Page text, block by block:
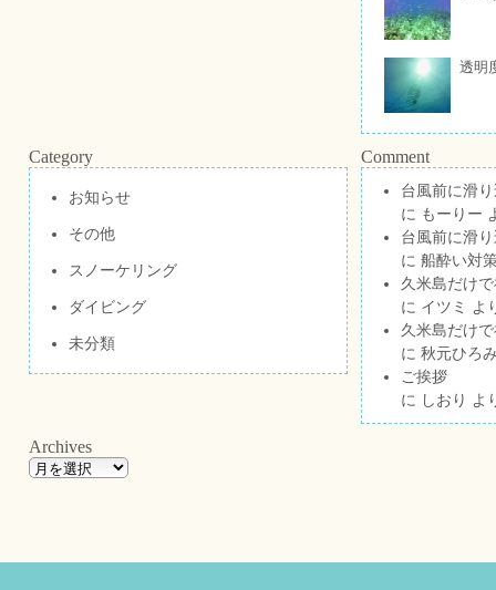
透明
Category
お知らせ
その他
スノーケリング
ダイビング
未分類
Comment
台風前に滑
に もーりー
台風前に滑
に 船酔い対
久米島だけ
に イツミ よ
久米島だけ
に 秋元ひろ
ご挨拶
に しおり よ
Archives